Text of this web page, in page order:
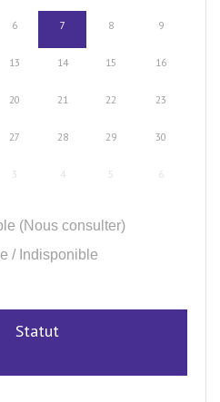
6 7 8 9
13 14 15 16
20 21 22 23
27 28 29 30
3 4 5 6
(Nous consulter)
/ Indisponible
Statut